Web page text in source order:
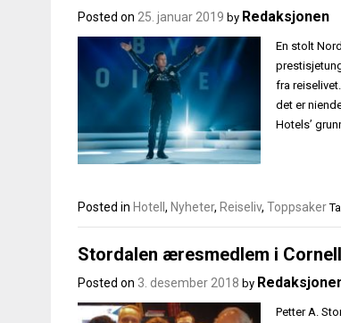
Posted on 25. januar 2019 by Redaksjonen
En stolt
fra
det er
Hotels’
Posted in Hotell , Nyheter, Reiseliv, Toppsaker
Stordalen æresmedlem i
Posted on 3. desember 2018 by
Petter A.